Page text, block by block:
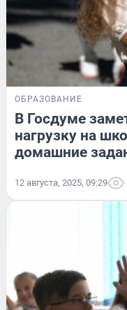
ОБРАЗОВАНИЕ
В Госдуме
нагрузку на
домашние
12 августа, 2025, 09:29